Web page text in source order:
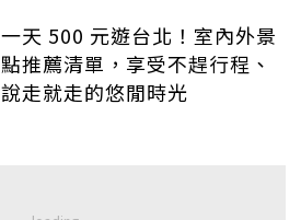
一天 500 元遊台北！室內外景
點推薦清單，享受不趕行程、
說走就走的悠閒時光